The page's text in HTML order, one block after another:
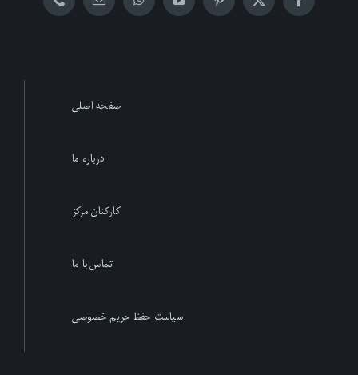
صفحه اصلی
درباره ما
کارکنان مرکز
تماس با ما
سیاست حفظ حریم خصوصی